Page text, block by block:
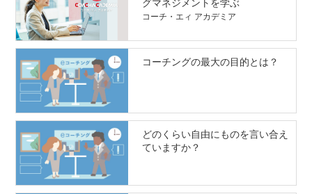
グマネジメントを学ぶ
コーチ・エィ アカデミア
コーチングの最大の目的とは？
どのくらい自由にものを言い合え
ていますか？